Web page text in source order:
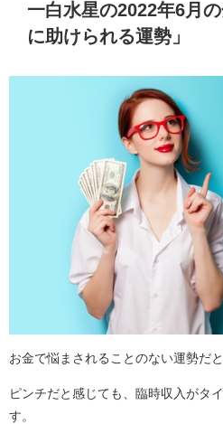
一白水星の2022年6月
に助けられる運勢」
お金で悩まされることのない運勢だと
ピンチだと感じても、臨時収入がタ
す。